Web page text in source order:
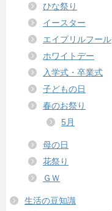
ひな祭り
イースター
エイプリルフール
ホワイトデー
入学式・卒業式
子どもの日
春のお祭り
5月
母の日
花祭り
ＧＷ
生活の豆知識